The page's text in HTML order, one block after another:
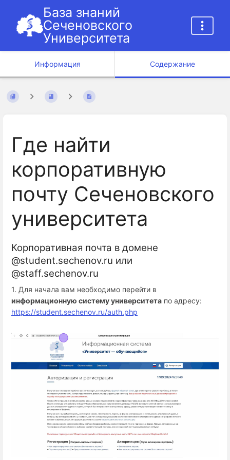
База знаний
Сеченовского
Университета
Информация Содержание
Где найти
корпоративную
почту Сеченовского
университета
Корпоративная почта в домене
@student.sechenov.ru или
@staff.sechenov.ru
1. Для начала вам необходимо перейти в
информационную систему университета по адресу:
https://student.sechenov.ru/auth.php